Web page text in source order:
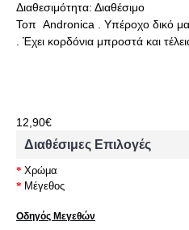
Διαθεσιμότητα: Διαθέσιμο
Τοπ Andronica . Υπέροχο δικό
. Έχει κορδόνια μπροστά και
12,90€
Διαθέσιμες Επιλογές
Χρώμα
Μέγεθος
Οδηγός Μεγεθών